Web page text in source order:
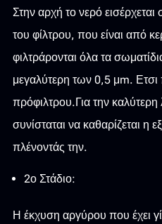
Στην αρχή το νερό εισέρχεται
του φίλτρου, που είναι από
φιλτράρονται όλα τα
μεγαλύτερη των 0,5 μm. Ετσι
πρόφιλτρου.Για την καλύτερη
συνίσταται να καθαρίζεται η
πλένοντάς την.
2ο Στάδιο:
Η έκχυση αργύρου που έχει